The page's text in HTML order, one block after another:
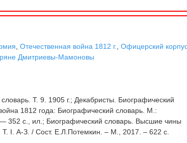
,Отечественная война 1812 г. ,Офицерский
Дмитриевы-Мамоновы
Т. 9. 1905 г.; Декабристы. Биографический
1812 года: Биографический словарь. М.:
352 с., ил.; Биографический словарь. Высшие чины
I. А-З. / Сост. Е.Л.Потемкин. – М., 2017. – 622 с.